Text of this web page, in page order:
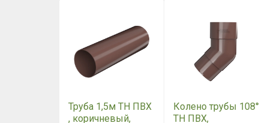
Труба 1,5м ТН ПВХ
, коричневый,
Колено трубы 108°
ТН ПВХ,